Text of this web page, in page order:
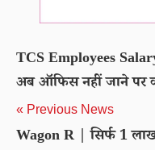
TCS Employees
अब ऑफिस नहीं जाने पर
« Previous News
Wagon R | सिर्फ 1